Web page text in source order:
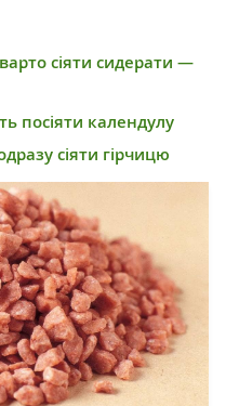
сіяти сидерати —
посіяти календулу
сіяти гірчицю